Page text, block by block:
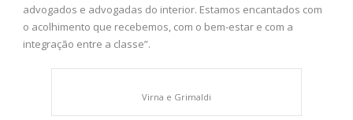
advogados e advogadas do interior. Estamos encantados com
o acolhimento que recebemos, com o bem-estar e com a
integração entre a classe”.
Virna e Grimaldi